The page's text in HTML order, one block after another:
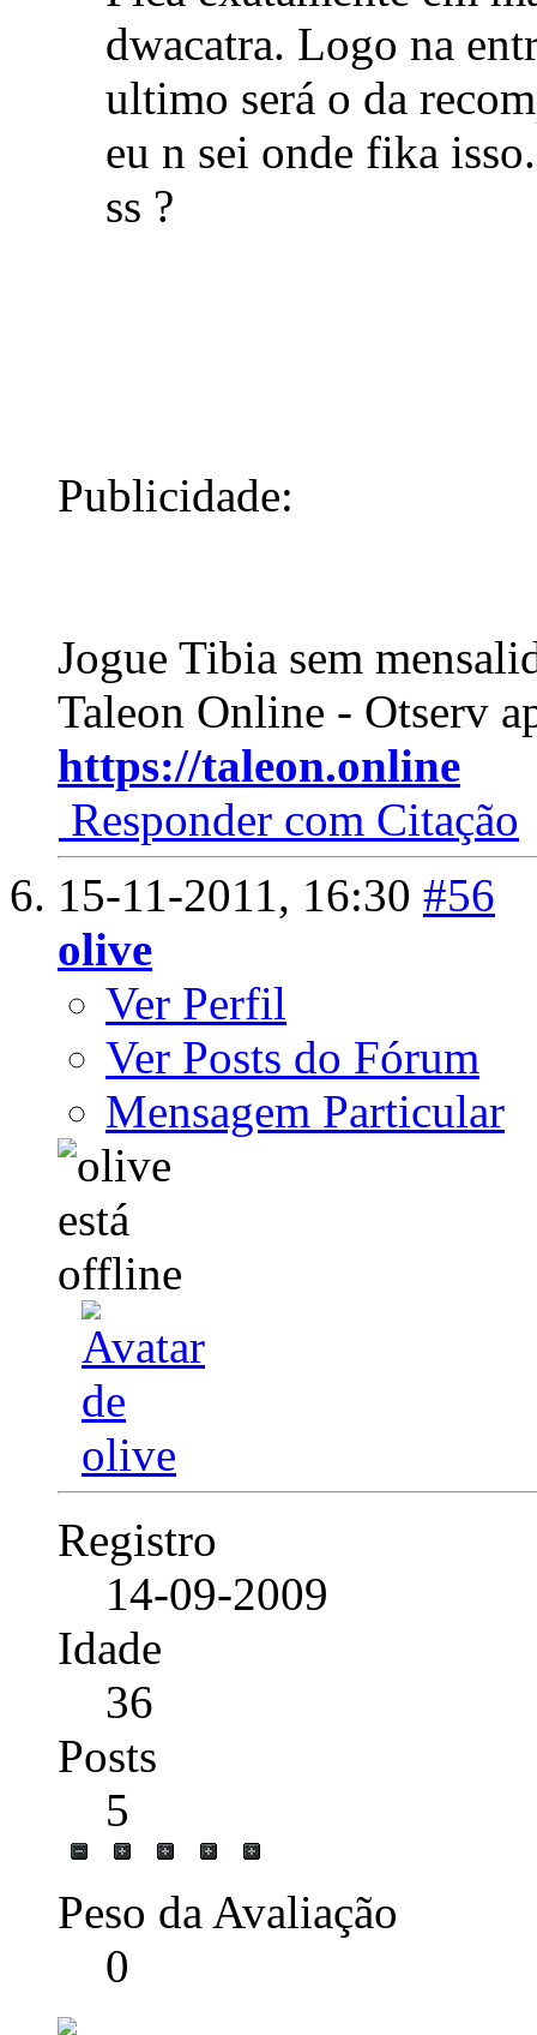
dwacatra. Logo na
ultimo será o da
eu n sei onde fika
ss ?
Publicidade:
Jogue Tibia sem
Taleon Online - Otserv
https://taleon.online
Responder com Citação
15-11-2011, 16:30 #56
olive
Ver Perfil
Ver Posts do Fórum
Mensagem Particular
Registro
14-09-2009
Idade
36
Posts
5
Peso da Avaliação
0